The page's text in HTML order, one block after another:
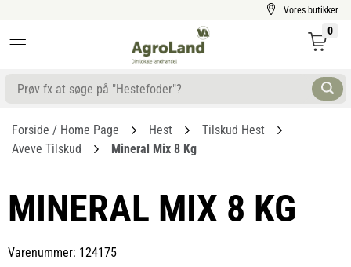
Vores butikker
0
Forside / Home Page Hest
Tilskud Hest
Aveve Tilskud
Mineral Mix 8 Kg
MINERAL MIX 8 KG
Varenummer: 124175